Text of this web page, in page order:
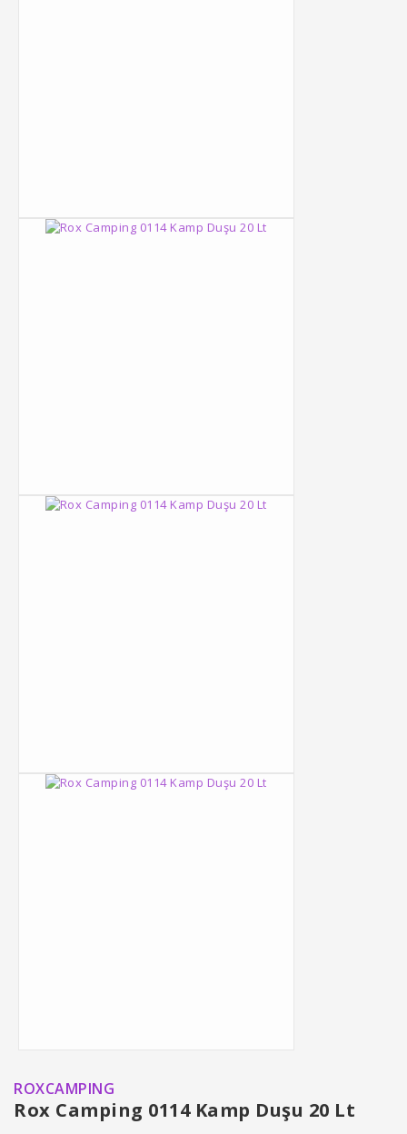
ROXCAMPING
Rox Camping 0114 Kamp Duşu 20 Lt